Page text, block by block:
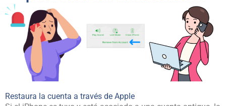
Restaura la cuenta a través de Apple